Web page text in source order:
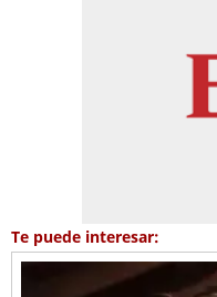
Te puede interesar: